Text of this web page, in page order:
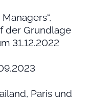
der Grundlage
31.12.2022
Paris und